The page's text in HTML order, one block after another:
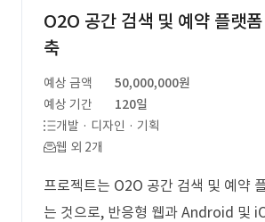
O2O 공간 검색 및 예약 플랫
축
예상 금액
50,000,000원
예상 기간
120일
개발 · 디자인 · 기획
웹 외 2개
프로젝트는 O2O 공간 검색 및 예약
는 것으로, 반응형 웹과 Android 및